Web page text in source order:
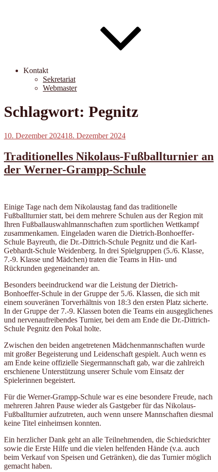
Kontakt
Sekretariat
Webmaster
Schlagwort: Pegnitz
Veröffentlicht
10. Dezember 202418. Dezember 2024
Traditionelles Nikolaus-Fußballturnier an
der Werner-Grampp-Schule
Einige Tage nach dem Nikolaustag fand das traditionelle
Fußballturnier statt, bei dem mehrere Schulen aus der Region mit
Ihren Fußballauswahlmannschaften zum sportlichen Wettkampf
zusammenkamen. Eingeladen waren die Dietrich-Bonhoeffer-
Schule Bayreuth, die Dr.-Dittrich-Schule Pegnitz und die Karl-
Gebhardt-Schule Weidenberg. In drei Spielgruppen (5./6. Klasse,
7.-9. Klasse und Mädchen) traten die Teams in Hin- und
Rückrunden gegeneinander an.
Besonders beeindruckend war die Leistung der Dietrich-
Bonhoeffer-Schule in der Gruppe der 5./6. Klassen, die sich mit
einem souveränen Torverhältnis von 18:3 den ersten Platz sicherte.
In der Gruppe der 7.-9. Klassen boten die Teams ein ausgeglichenes
und nervenaufreibendes Turnier, bei dem am Ende die Dr.-Dittrich-
Schule Pegnitz den Pokal holte.
Zwischen den beiden angetretenen Mädchenmannschaften wurde
mit großer Begeisterung und Leidenschaft gespielt. Auch wenn es
am Ende keine offizielle Siegermannschaft gab, war die zahlreich
erschienene Unterstützung unserer Schule vom Einsatz der
Spielerinnen begeistert.
Für die Werner-Grampp-Schule war es eine besondere Freude, nach
mehreren Jahren Pause wieder als Gastgeber für das Nikolaus-
Fußballturnier aufzutreten, auch wenn unsere Mannschaften diesmal
keine Titel einheimsen konnten.
Ein herzlicher Dank geht an alle Teilnehmenden, die Schiedsrichter
sowie die Erste Hilfe und die vielen helfenden Hände (v.a. auch
beim Verkauf von Speisen und Getränken), die das Turnier möglich
gemacht haben.